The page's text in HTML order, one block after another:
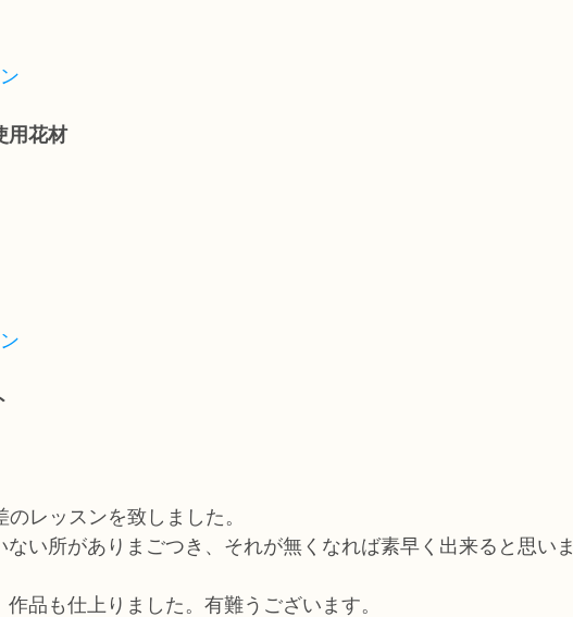
用花材
レッスンを致しました。
ない所がありまごつき、それが無くなれば素早く出来ると思いま
品も仕上りました。有難うございます。